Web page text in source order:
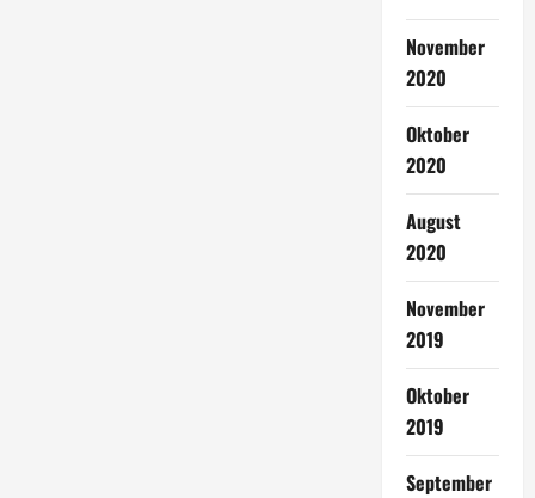
November
2020
Oktober
2020
August
2020
November
2019
Oktober
2019
September